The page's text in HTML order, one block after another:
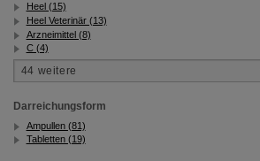
Heel (15)
Heel Veterinär (13)
Arzneimittel (8)
C (4)
Darreichungsform
Ampullen (81)
Tabletten (19)